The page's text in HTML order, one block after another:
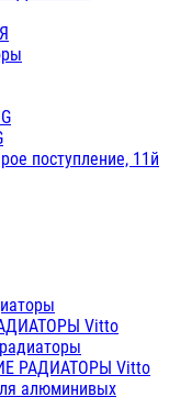
поступление, 11й
Vitto
РАДИАТОРЫ Vitto
алюминивых